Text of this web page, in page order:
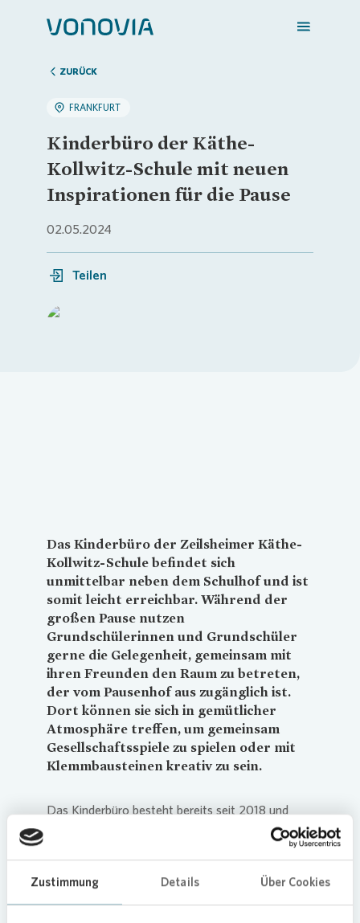
Zustimmung Details Über Cookies
Zuhause finden
Mein Zuhause
Meine Stadt
ZURÜCK
FRANKFURT
Kinderbüro der Käthe-
Kollwitz-Schule mit neuen
Inspirationen für die Pause
02.05.2024
Teilen
Das Kinderbüro der Zeilsheimer Käthe-
Kollwitz-Schule befindet sich
unmittelbar neben dem Schulhof und ist
somit leicht erreichbar. Während der
großen Pause nutzen
Grundschülerinnen und Grundschüler
gerne die Gelegenheit, gemeinsam mit
ihren Freunden den Raum zu betreten,
der vom Pausenhof aus zugänglich ist.
Dort können sie sich in gemütlicher
Atmosphäre treffen, um gemeinsam
Gesellschaftsspiele zu spielen oder mit
Klemmbausteinen kreativ zu sein.
Das Kinderbüro besteht bereits seit 2018 und
wird von der Jugendhilfe des Caritasverbandes
den Rahmen, niedrigschwellig mit den Kindern in
Kontakt zu kommen. Dank einer Spende von